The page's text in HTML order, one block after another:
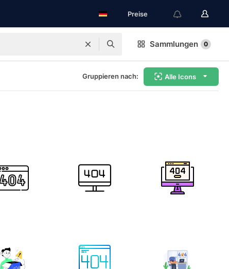
Preise
Sammlungen 0
Gruppieren nach: Alle Icons